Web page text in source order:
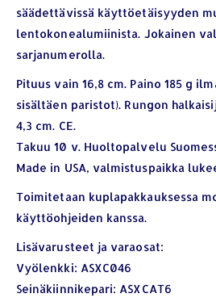
säädettävissä käyttöetäisyyden
lentokonealumiinista. Jokainen
sarjanumerolla.
Pituus vain 16,8 cm. Paino 185 g
sisältäen paristot). Rungon
4,3 cm. CE.
Takuu 10 v. Huoltopalvelu
Made in USA, valmistuspaikka
Toimitetaan kuplapakkauksessa
käyttöohjeiden kanssa.
Lisävarusteet ja varaosat:
Vyölenkki: ASXC046
Seinäkiinnikepari: ASXCAT6